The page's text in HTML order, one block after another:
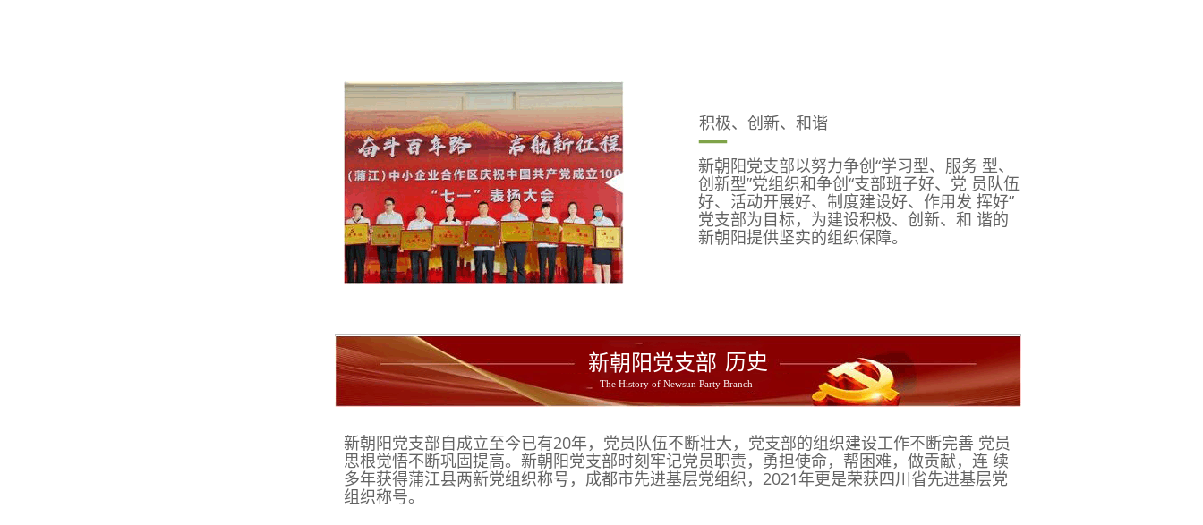
积极、创新、和谐
新朝阳党支部以努力争创“学习型、服务 型、
创新型”党组织和争创“支部班子好、党 员队伍
好、活动开展好、制度建设好、作用发 挥好”
党支部为目标，为建设积极、创新、和 谐的
新朝阳提供坚实的组织保障。
新朝阳党支部 历史
The History of Newsun Party Branch
新朝阳党支部自成立至今已有20年，党员队伍不断壮大，党支部的组织建设工作不断完善 党员
思根觉悟不断巩固提高。新朝阳党支部时刻牢记党员职责，勇担使命，帮困难，做贡献，连 续
多年获得蒲江县两新党组织称号，成都市先进基层党组织，2021年更是荣获四川省先进基层党
组织称号。